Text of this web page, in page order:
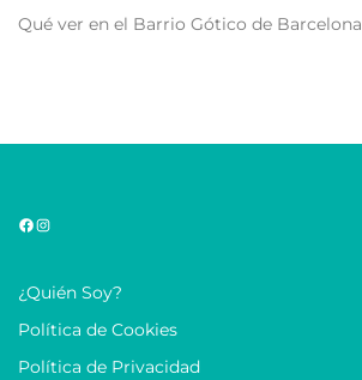
Qué ver en el Barrio Gótico de Barcelona
¿Quién Soy?
Política de Cookies
Política de Privacidad